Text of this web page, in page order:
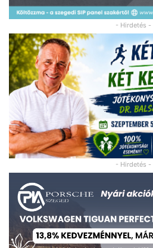
- Hirdetés -
- Hirdetés -